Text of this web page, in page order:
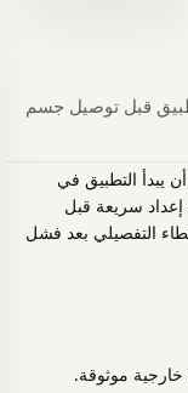
قبل توصيل جسم
يبدأ التطبيق في
إعداد سريعة قبل
التفصيلي بعد فشل
موثوقة.